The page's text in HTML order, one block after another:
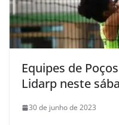
Equipes de
Lidarp neste
30 de junho de 2023